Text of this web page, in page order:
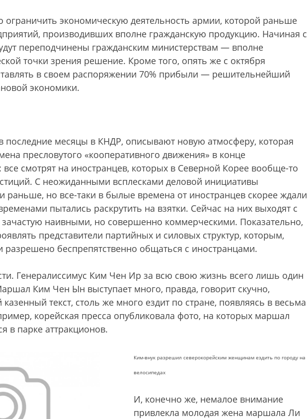
экономическую деятельность армии, которой раньше
производивших вполне гражданскую продукцию. Начиная с
переподчинены гражданским министерствам — вполне
точки зрения решение. Кроме того, опять же с октября
в своем распоряжении 70% прибыли — решительнейший
экономики.
месяцы в КНДР, описывают новую атмосферу, которая
пресловутого «кооперативного движения» в конце
все смотрят на иностранцев, которых в Северной Корее вообще-то
С неожиданными всплесками деловой инициативы
раньше, но все-таки в былые времена от иностранцев скорее ждали
пытались раскрутить на взятки. Сейчас на них выходят с
наивными, но совершенно коммерческими. Показательно,
представители партийных и силовых структур, которым,
разрешено беспрепятственно общаться с иностранцами.
Генералиссимус Ким Чен Ир за всю свою жизнь всего лишь один
Ким Чен Ын выступает много, правда, говорит скучно,
текст, столь же много ездит по стране, появляясь в весьма
корейская пресса опубликовала фото, на которых маршал
в парке аттракционов.
Ким-внук разрешил северокорейским женщинам ездить по городу на
велосипедах
И, конечно же, немалое внимание
привлекла молодая жена маршала Ли